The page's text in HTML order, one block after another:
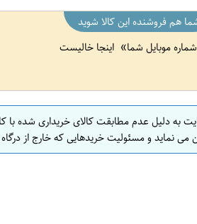
هم فروشنده این کالا شوید
موبایل شما اینجا خالیست
به دلیل عدم مطابقت کالای خریداری شده
نماید و مسئولیت خریدهایی که خارج از